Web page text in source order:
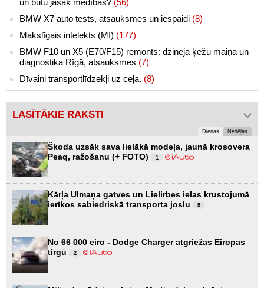
BMW X7 auto tests, atsauksmes un iespaidi (8)
Makslīgais intelekts (MI) (177)
BMW F10 un X5 (E70/F15) remonts: dzinēja ķēžu maiņa un
diagnostika Rīgā, atsauksmes (7)
Dīvaini transportlīdzekļi uz ceļa. (8)
LASĪTĀKIE RAKSTI
Dienas Nedēļas
Škoda uzsāk sava lielākā modeļa, jaunā krosovera
Peaq, ražošanu (+ FOTO)
1
Kārļa Ulmaņa gatves un Lielirbes ielas krustojumā
ierīkos sabiedriskā transporta joslu
5
No 66 000 eiro - Dodge Charger atgriežas Eiropas
tirgū
2